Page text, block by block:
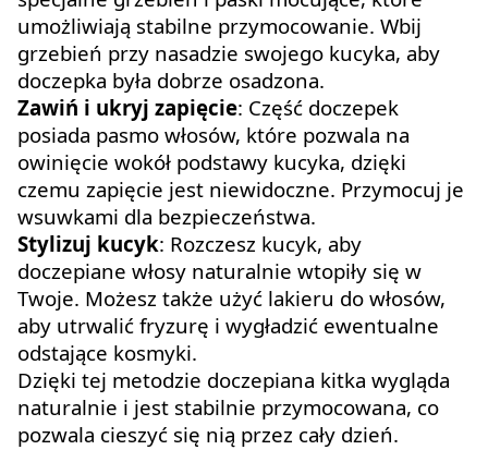
umożliwiają stabilne przymocowanie. Wbij
grzebień przy nasadzie swojego kucyka, aby
doczepka była dobrze osadzona.
Zawiń i ukryj zapięcie: Część doczepek
posiada pasmo włosów, które pozwala na
owinięcie wokół podstawy kucyka, dzięki
czemu zapięcie jest niewidoczne. Przymocuj je
wsuwkami dla bezpieczeństwa.
Stylizuj kucyk: Rozczesz kucyk, aby
doczepiane włosy naturalnie wtopiły się w
Twoje. Możesz także użyć lakieru do włosów,
aby utrwalić fryzurę i wygładzić ewentualne
odstające kosmyki.
Dzięki tej metodzie doczepiana kitka wygląda
naturalnie i jest stabilnie przymocowana, co
pozwala cieszyć się nią przez cały dzień.